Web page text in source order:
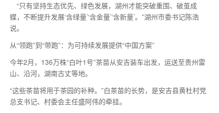
“只有坚持生态优先、绿色发展，湖州才能突破重围、破茧成
蝶，不断提升发展‘含绿量’‘含金量’‘含新量’。”湖州市委书记陈浩
说。
从“领跑”到“带跑”：为可持续发展提供“中国方案”
今年2月，136万株“白叶1号”茶苗从安吉装车出发，运送至贵州雷
山、沿河，湖南古丈等地。
“这些茶苗将用于茶园的补种。”白茶苗的长势，是安吉县黄杜村党
总支书记、村委会主任盛阿伟的牵挂。